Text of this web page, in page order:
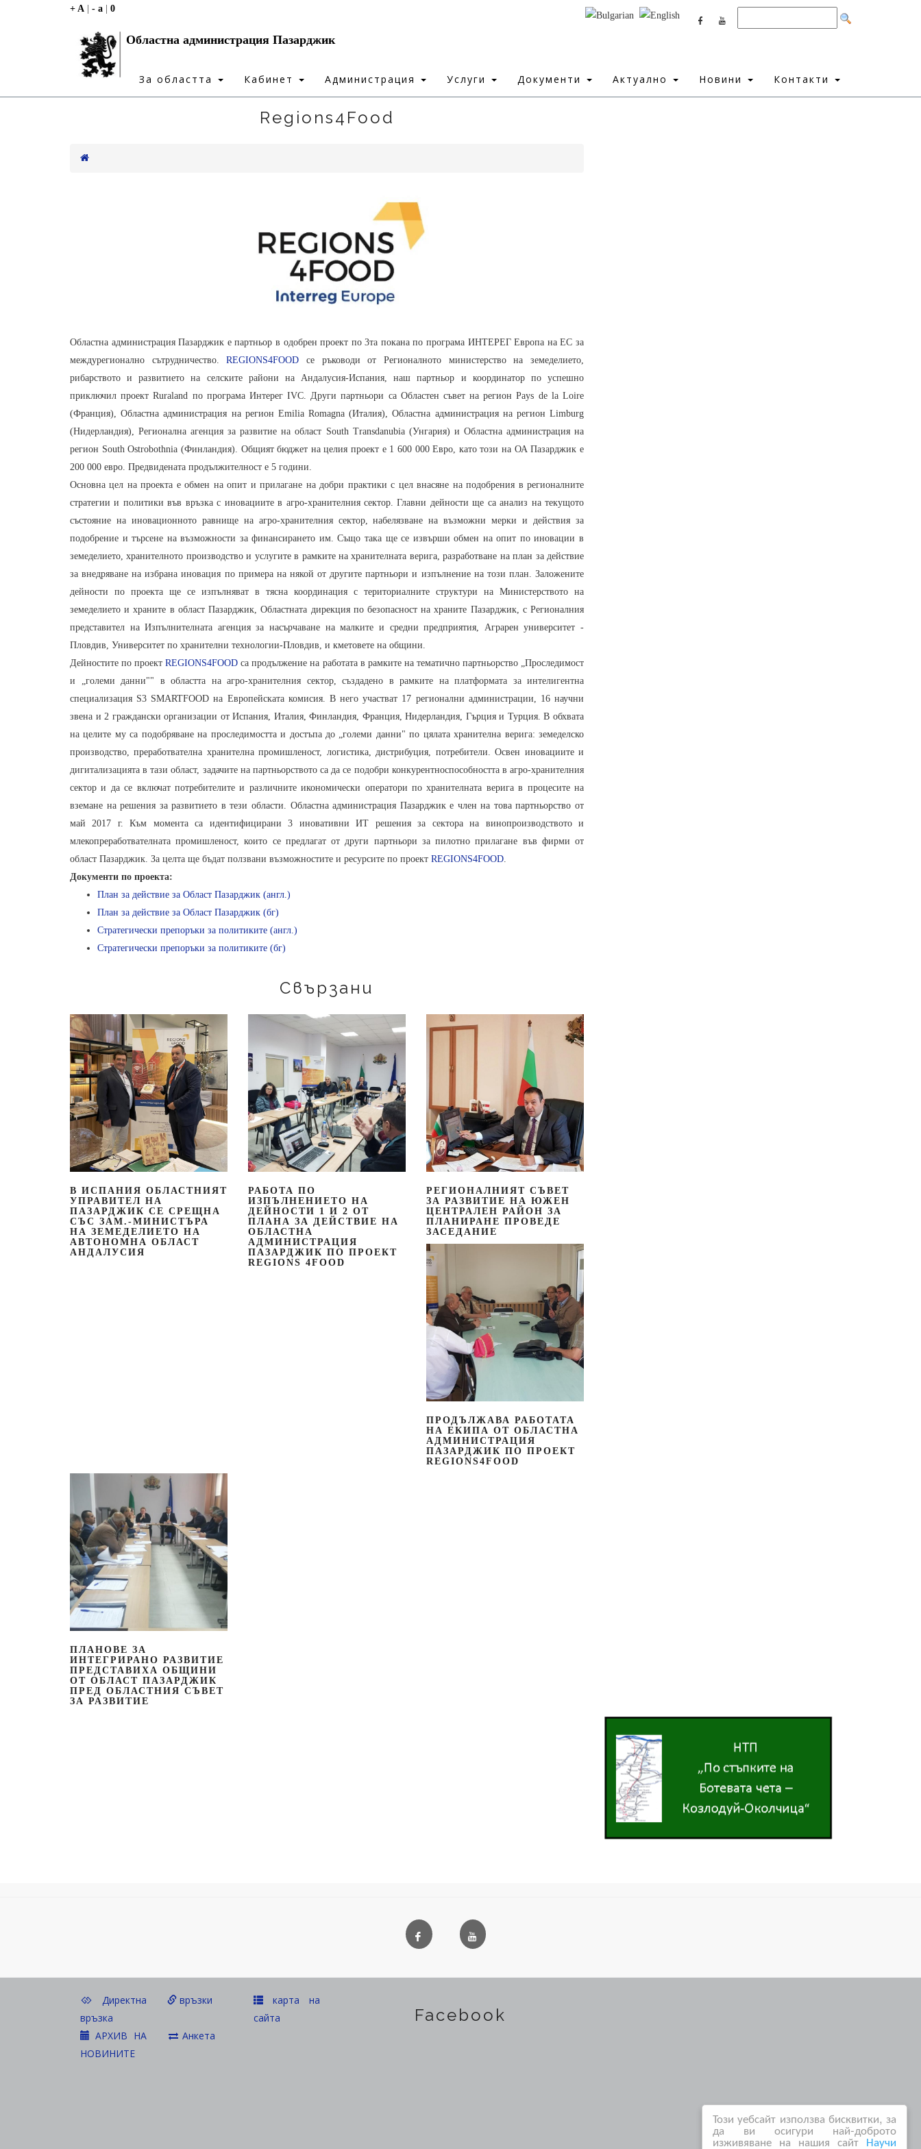
Този уебсайт използва бисквитки, за
да ви осигури най-доброто
изживяване на нашия сайт Научи
+ A - a 0
Областна администрация Пазарджик
За областта Кабинет Администрация Услуги Документи Актуално Новини Контакти
Regions4Food
Областна администрация Пазарджик е партньор в одобрен проект по 3та покана по програма ИНТЕРЕГ Европа на ЕС за
междурегионално сътрудничество.REGIONS4FOOD се ръководи от Регионалното министерство на земеделието,
рибарството и развитието на селските райони на Андалусия-Испания, наш партньор и координатор по успешно
приключил проект Ruraland по програма Интерег IVC. Други партньори са Областен съвет на регион Pays de la Loire
(Франция), Областна администрация на регион Emilia Romagna (Италия), Областна администрация на регион Limburg
(Нидерландия), Регионална агенция за развитие на област South Transdanubia (Унгария) и Областна администрация на
регион South Ostrobothnia (Финландия). Общият бюджет на целия проект е 1 600 000 Евро, като този на ОА Пазарджик е
200 000 евро. Предвидената продължителност е 5 години.
Основна цел на проекта е обмен на опит и прилагане на добри практики с цел внасяне на подобрения в регионалните
стратегии и политики във връзка с иновациите в агро-хранителния сектор. Главни дейности ще са анализ на текущото
състояние на иновационното равнище на агро-хранителния сектор, набелязване на възможни мерки и действия за
подобрение и търсене на възможности за финансирането им. Също така ще се извърши обмен на опит по иновации в
земеделието, хранителното производство и услугите в рамките на хранителната верига, разработване на план за действие
за внедряване на избрана иновация по примера на някой от другите партньори и изпълнение на този план. Заложените
дейности по проекта ще се изпълняват в тясна координация с териториалните структури на Министерството на
земеделието и храните в област Пазарджик, Областната дирекция по безопасност на храните Пазарджик, с Регионалния
представител на Изпълнителната агенция за насърчаване на малките и средни предприятия, Аграрен университет -
Пловдив, Университет по хранителни технологии-Пловдив, и кметовете на общини.
Дейностите по проектREGIONS4FOOD са продължение на работата в рамките на тематично партньорство „Проследимост
и „големи данни"" в областта на агро-хранителния сектор, създадено в рамките на платформата за интелигентна
специализация S3 SMARTFOOD на Европейската комисия. В него участват 17 регионални администрации, 16 научни
звена и 2 граждански организации от Испания, Италия, Финландия, Франция, Нидерландия, Гърция и Турция. В обхвата
на целите му са подобряване на проследимостта и достъпа до „големи данни" по цялата хранителна верига: земеделско
производство, преработвателна хранителна промишленост, логистика, дистрибуция, потребители. Освен иновациите и
дигитализацията в тази област, задачите на партньорството са да се подобри конкурентноспособността в агро-хранителния
сектор и да се включат потребителите и различните икономически оператори по хранителната верига в процесите на
вземане на решения за развитието в тези области. Областна администрация Пазарджик е член на това партньорство от
май 2017 г. Към момента са идентифицирани 3 иновативни ИТ решения за сектора на винопроизводството и
млекопреработвателната промишленост, които се предлагат от други партньори за пилотно прилагане във фирми от
област Пазарджик. За целта ще бъдат ползвани възможностите и ресурсите по проект REGIONS4FOOD
Документи по проекта:
План за действие за Област Пазарджик (англ.)
План за действие за Област Пазарджик (бг)
Стратегически препоръки за политиките (англ.)
Стратегически препоръки за политиките (бг)
Свързани
В ИСПАНИЯ ОБЛАСТНИЯТ
УПРАВИТЕЛ НА
ПАЗАРДЖИК СЕ СРЕЩНА
СЪС ЗАМ.-МИНИСТЪРА
НА ЗЕМЕДЕЛИЕТО НА
АВТОНОМНА ОБЛАСТ
АНДАЛУСИЯ
РАБОТА ПО
ИЗПЪЛНЕНИЕТО НА
ДЕЙНОСТИ 1 И 2 ОТ
ПЛАНА ЗА ДЕЙСТВИЕ НА
ОБЛАСТНА
АДМИНИСТРАЦИЯ
ПАЗАРДЖИК ПО ПРОЕКТ
REGIONS 4FOOD
РЕГИОНАЛНИЯТ СЪВЕТ
ЗА РАЗВИТИЕ НА ЮЖЕН
ЦЕНТРАЛЕН РАЙОН ЗА
ПЛАНИРАНЕ ПРОВЕДЕ
ЗАСЕДАНИЕ
ПРОДЪЛЖАВА РАБОТАТА
НА ЕКИПА ОТ ОБЛАСТНА
АДМИНИСТРАЦИЯ
ПАЗАРДЖИК ПО ПРОЕКТ
REGIONS4FOOD
ПЛАНОВЕ ЗА
ИНТЕГРИРАНО РАЗВИТИЕ
ПРЕДСТАВИХА ОБЩИНИ
ОТ ОБЛАСТ ПАЗАРДЖИК
ПРЕД ОБЛАСТНИЯ СЪВЕТ
ЗА РАЗВИТИЕ
Директна
връзка
връзки
карта на
сайта
АРХИВ НА
НОВИНИТЕ
Анкета
Facebook